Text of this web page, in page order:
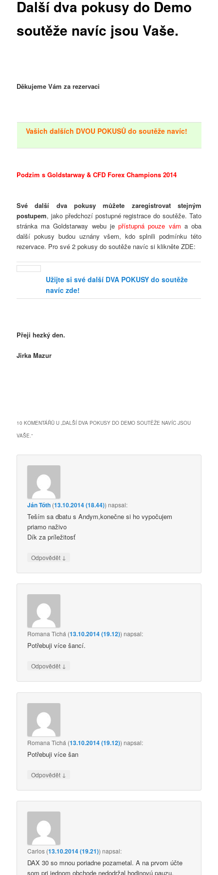
Další dva pokusy do Demo
soutěže navíc jsou Vaše.
Děkujeme Vám za rezervaci
Vašich dalších DVOU POKUSŮ do soutěže navíc!
Podzim s Goldstarway & CFD Forex Champions 2014
Své další dva pokusy můžete zaregistrovat stejným
postupem, jako předchozí postupné registrace do soutěže. Tato
stránka ma Goldstarway webu jepřístupná pouze vám a oba
další pokusy budou uznány všem, kdo splnili podmínku této
rezervace. Pro své 2 pokusy do soutěže navíc si klikněte ZDE:
Užijte si své další DVA POKUSY do soutěže
navíc zde!
Přeji hezký den.
Jirka Mazur
10 KOMENTÁŘŮ U „ DALŠÍ DVA POKUSY DO DEMO SOUTĚŽE NAVÍC JSOU
VAŠE.“
Ján Tóth (13.10.2014 (18.44))napsal:
Teším sa dbatu s Andym,konečne si ho vypočujem
priamo naživo
Dík za príležitosť
Odpovědět ↓
Romana Tichá (13.10.2014 (19.12))napsal:
Potřebuji více šancí.
Odpovědět ↓
Romana Tichá (13.10.2014 (19.12))napsal:
Potřebuji více šan
Odpovědět ↓
Carlos (13.10.2014 (19.21))napsal:
DAX 30 so mnou poriadne pozametal. A na prvom účte
som pri jednom obchode nedodržal hodinovú pauzu.